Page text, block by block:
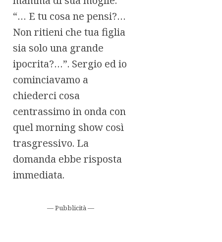
“… E tu cosa ne pensi?…
Non ritieni che tua figlia
sia solo una grande
ipocrita?…”. Sergio ed io
cominciavamo a
chiederci cosa
centrassimo in onda con
quel morning show così
trasgressivo. La
domanda ebbe risposta
immediata.
— Pubblicità —